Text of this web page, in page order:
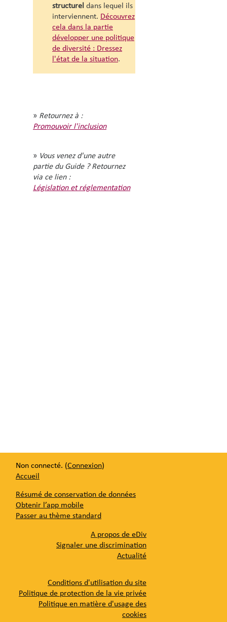
structurel dans lequel ils
interviennent. Découvrez
cela dans la partie
développer une politique
de diversité : Dressez
l'état de la situation.
» Retournez à :
Promouvoir l'inclusion
» Vous venez d'une autre
partie du Guide ? Retournez
via ce lien :
Législation et réglementation
Non connecté. (Connexion)
Accueil
Résumé de conservation de données
Obtenir l’app mobile
Passer au thème standard
A propos de eDiv
Signaler une discrimination
Actualité
Conditions d'utilisation du site
Politique de protection de la vie privée
Politique en matière d'usage des
cookies